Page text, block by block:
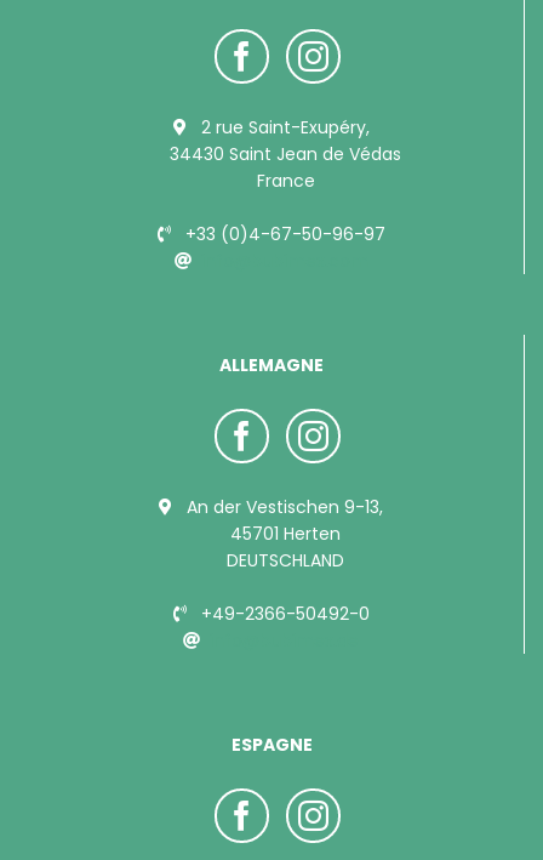
2 rue Saint-Exupéry,
34430 Saint Jean de Védas
France
+33 (0)4-67-50-96-97
ALLEMAGNE
An der Vestischen 9-13,
45701 Herten
DEUTSCHLAND
+49-2366-50492-0
ESPAGNE